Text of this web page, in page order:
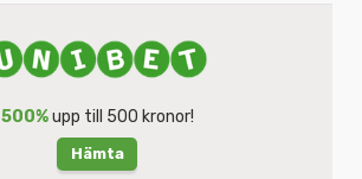
500%upp till 500 kronor!
Hämta